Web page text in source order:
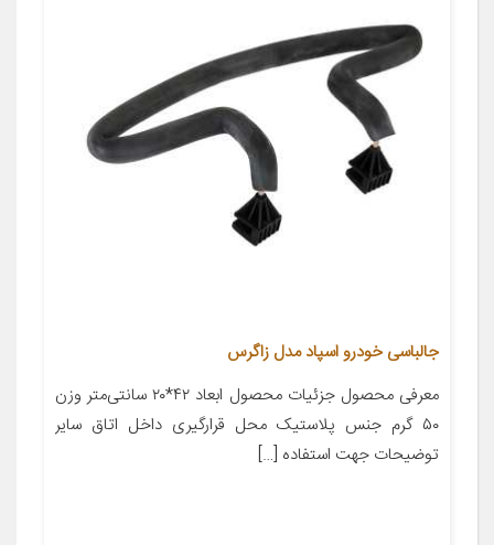
جالباسی خودرو اسپاد مدل زاگرس
معرفی محصول جزئیات محصول ابعاد ۴۲*۲۰ سانتی‌متر وزن
۵۰ گرم جنس پلاستیک محل قرارگیری داخل اتاق سایر
توضیحات جهت استفاده […]